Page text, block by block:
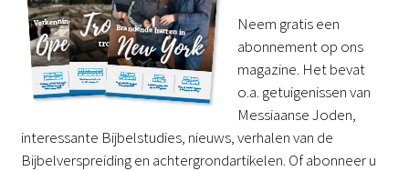
Neem gratis een
abonnement op ons
magazine. Het bevat
o.a. getuigenissen van
Messiaanse Joden,
interessante Bijbelstudies, nieuws, verhalen van de
Bijbelverspreiding en achtergrondartikelen. Of abonneer u